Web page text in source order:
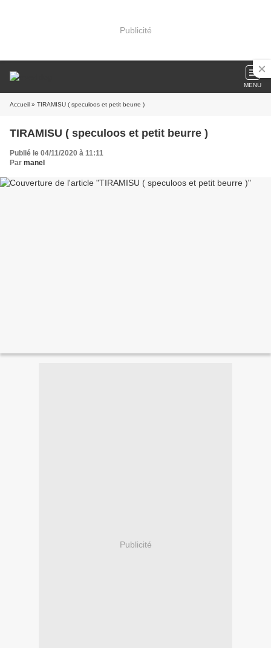
Publicité
MENU
Accueil » TIRAMISU ( speculoos et petit beurre )
TIRAMISU ( speculoos et petit beurre )
Publié le 04/11/2020 à 11:11
Par manel
Publicité